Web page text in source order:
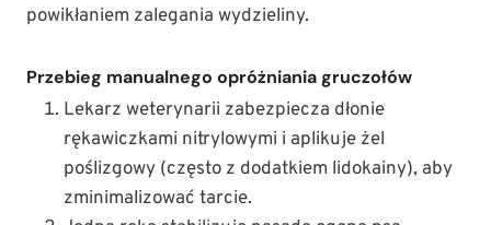
powikłaniem zalegania wydzieliny.
Przebieg manualnego opróżniania gruczołów
Lekarz weterynarii zabezpiecza dłonie
rękawiczkami nitrylowymi i aplikuje żel
poślizgowy (często z dodatkiem lidokainy), aby
zminimalizować tarcie.